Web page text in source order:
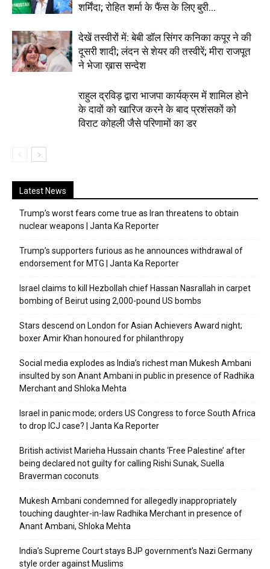
शर्मिंदा; रोहित शर्मा के फैंस के लिए बुरी...
देखें तस्वीरों में: बेबी डॉल सिंगर कनिका कपूर ने की
दूसरी शादी; लंदन से शेयर की तस्वीरें; मीरा राजपूत
ने भेजा ख़ास सन्देश
राहुल द्रविड़ द्वारा भाजपा कार्यक्रम में शामिल होने
के दावों को खारिज करने के बाद प्रशंसकों को
विराट कोहली जैसे परिणामों का डर
Latest News
Trump’s worst fears come true as Iran threatens to obtain
nuclear weapons | Janta Ka Reporter
Trump’s supporters furious as he announces withdrawal of
endorsement for MTG | Janta Ka Reporter
Israel claims to kill Hezbollah chief Hassan Nasrallah in carpet
bombing of Beirut using 2,000-pound US bombs
Stars descend on London for Asian Achievers Award night;
boxer Amir Khan honoured for philanthropy
Social media explodes as India’s richest man Mukesh Ambani
insulted by son Anant Ambani in public in presence of Radhika
Merchant and Shloka Mehta
Israel in panic mode; orders US Congress to force South Africa
to drop ICJ case? | Janta Ka Reporter
British activist Marieha Hussain chants ‘Free Palestine’ after
being declared not guilty for calling Rishi Sunak, Suella
Braverman coconuts
Mukesh Ambani condemned for allegedly inappropriately
touching daughter-in-law Radhika Merchant in presence of
Anant Ambani, Shloka Mehta
India’s Supreme Court stays BJP government’s Nazi Germany
style order against Muslims